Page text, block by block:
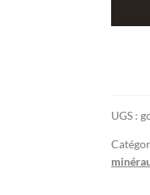
dans
Binn,
Valais,
Suisse.
UGS :